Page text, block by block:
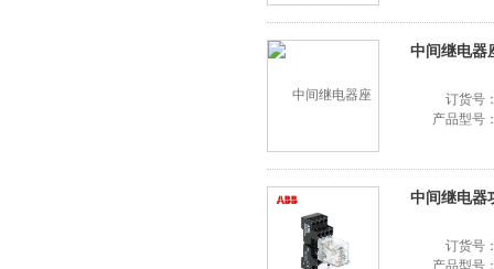
中间继电器
订货号
产品型号
中间继电器
订货号
产品型号